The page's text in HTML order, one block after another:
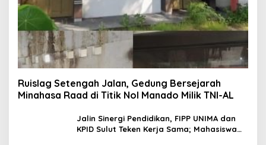
Ruislag Setengah Jalan, Gedung Bersejarah
Minahasa Raad di Titik Nol Manado Milik TNI-AL
Jalin Sinergi Pendidikan, FIPP UNIMA dan
KPID Sulut Teken Kerja Sama; Mahasiswa